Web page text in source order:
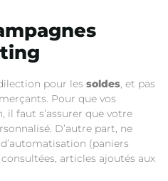
pour les soldes, et pas
Pour que vos
faut s’assurer que votre
D’autre part, ne
(paniers
articles ajoutés aux